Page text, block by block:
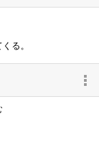
る。